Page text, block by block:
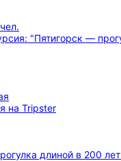
длиной в 200 лет